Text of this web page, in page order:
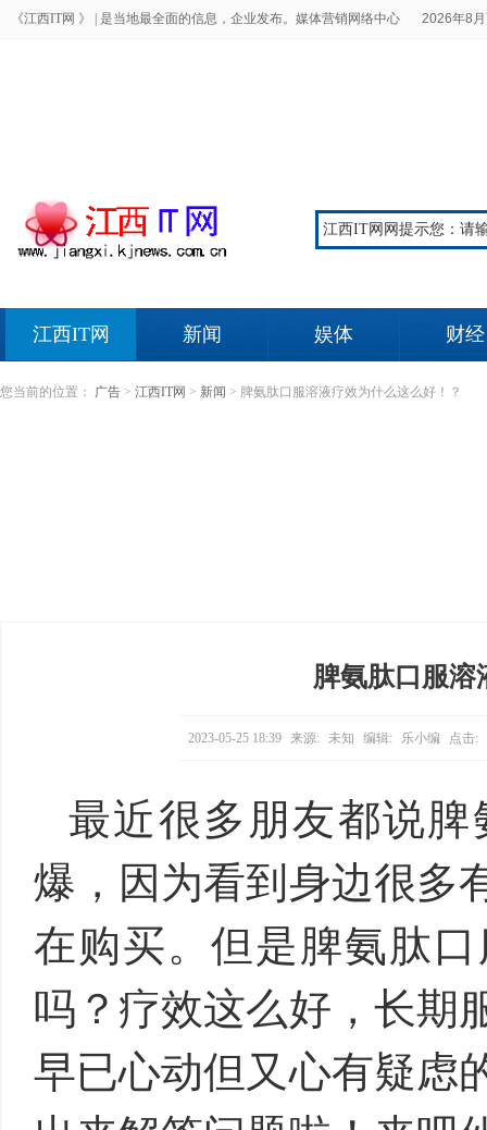
《江西IT网 》 | 是当地最全面的信息，企业发布。媒体营销网络中心 2026年8
江西IT网 新闻 娱体 财经
您当前的位置： 广告 > 江西IT网 > 新闻 > 脾氨肽口服溶液疗效为什么这么好！？
脾氨肽口服溶
2023-05-25 18:39 来源: 未知 编辑: 乐小编 点击:
最近很多朋友都说
爆，因为看到身边很多
在购买。但是脾氨肽
吗？疗效这么好，长期
早已心动但又心有疑虑